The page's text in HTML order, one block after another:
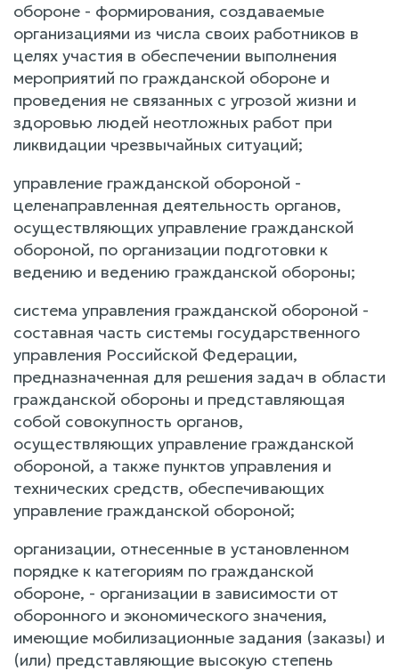
обороне - формирования, создаваемые
организациями из числа своих работников в
целях участия в обеспечении выполнения
мероприятий по гражданской обороне и
проведения не связанных с угрозой жизни и
здоровью людей неотложных работ при
ликвидации чрезвычайных ситуаций;
управление гражданской обороной -
целенаправленная деятельность органов,
осуществляющих управление гражданской
обороной, по организации подготовки к
ведению и ведению гражданской обороны;
система управления гражданской обороной -
составная часть системы государственного
управления Российской Федерации,
предназначенная для решения задач в области
гражданской обороны и представляющая
собой совокупность органов,
осуществляющих управление гражданской
обороной, а также пунктов управления и
технических средств, обеспечивающих
управление гражданской обороной;
организации, отнесенные в установленном
порядке к категориям по гражданской
обороне, - организации в зависимости от
оборонного и экономического значения,
имеющие мобилизационные задания (заказы) и
(или) представляющие высокую степень